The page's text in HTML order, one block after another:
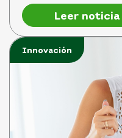
Leer noticia
Innovación